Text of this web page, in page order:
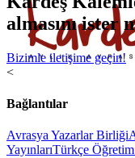
almasını ister
Bizimle iletişime geçin!
<
Bağlantılar
Avrasya Yazarlar Birliği
YayınlarıTürkçe